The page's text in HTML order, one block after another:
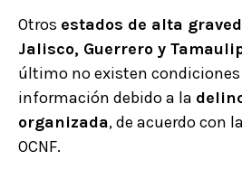
Otros estados de alta
Jalisco, Guerrero y
último no existen condiciones
información debido a la
organizada, de acuerdo con
OCNF.